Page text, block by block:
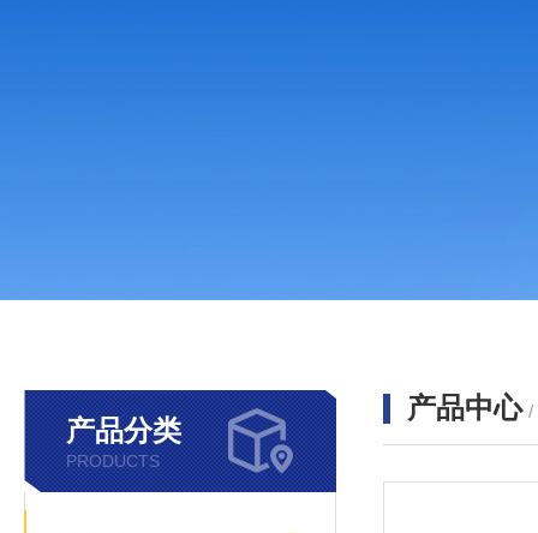
产品分类
PRODUCTS
产品中心 /